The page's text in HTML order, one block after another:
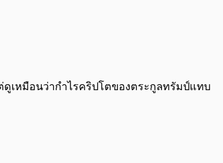
เหมือนว่ากำไรคริปโตของตระกูลทรัมป์แทบ